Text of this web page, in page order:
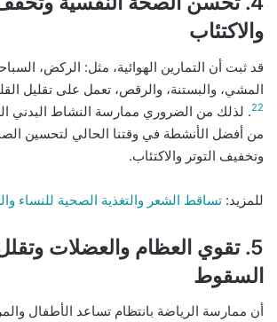
والاكتئاب
قد ثبت أن التمارين الهوائية، مثل: الركض،
المشي، والبستنة، والرقص، تعمل على تقليل
22. لذلك من الضروري ممارسة النشاط البدني
من أفضل الأنشطة في وقتنا الحالي لتحسين
وتخفيف التوتر والاكتئاب.
للمزيد: تساقط الشعر والتغذية الصحية للنساء
5. تقوي العظام والعضلات
السقوط
أن ممارسة الرياضة بانتظام تساعد الأطفال